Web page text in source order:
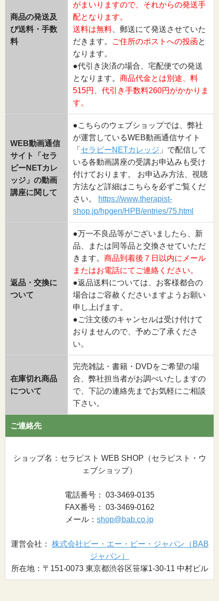
商品の発送及
び送料・手数
料
がまいりますので、それからの発送手
配となります。
送料は無料 、郵送にて発送させていた
だきます。
ご住所のポストへの投函と
なります。
●代引き決済の場合、宅配便での発送
となります。 商品代金とは別途、料
515円、代引き手数料260円がかかりま
す。
WEB動画通信
サイト「セラ
ピーNETカレ
ッジ」の動画
講座に関して
●こちらのウェブショップでは、弊社
が運営しているWEB動画通信サイト
「 セラピーNETカレッジ 」で配信して
いる各動画講座の受講お申込みも受け
付けております。 お申込み方法、視聴
方法など詳細はこちらを必ずご覧くだ
さい。
https://www.therapist-
shop.jp/hpgen/HPB/entries/75.html
返品・交換に
ついて
●万一不良品等がございましたら、新
品、または同等品と交換させていただ
きます。 商品到着後７日以内にメール
またはお電話にてご連絡ください。
●返品送料については、お客様都合の
場合はご容赦くださいますようお願い
申し上げます。
●ご注文後のキャンセルは受け付けて
おりませんので、予めご了承くださ
い。
在庫切れ商品
について
完売雑誌・書籍・DVDをご希望の場
合、弊社担当者がお調べいたしますの
で、下記の連絡先までお気軽にご相談
下さい。
ご連絡先
ショップ名：セラピスト WEB SHOP（セラピスト・ウ
ェブショップ）
電話番号： 03-3469-0135
FAX番号： 03-3469-0162
メール： shop@bab.co.jp
運営会社： 株式会社ビー・エー・ビー・ジャパン（BAB
ジャパン）
所在地：〒151-0073 東京都渋谷区笹塚1-30-11 中村ビル